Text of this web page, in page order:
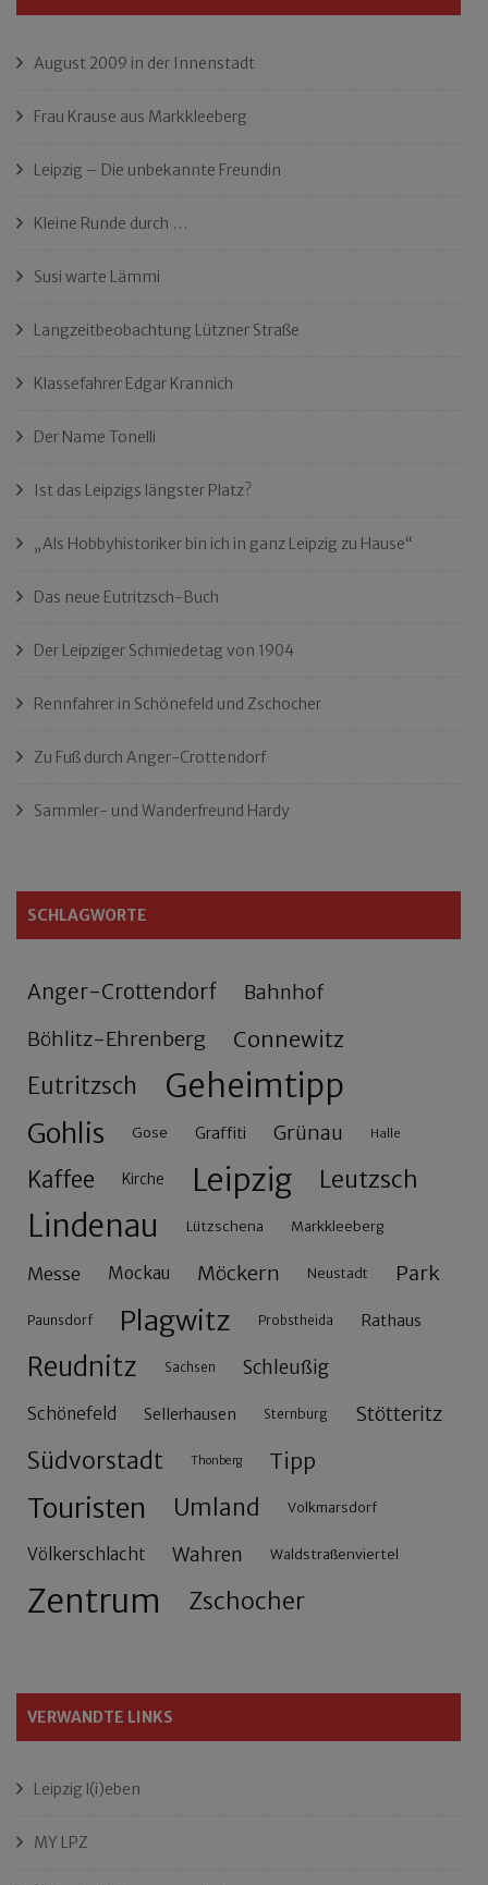
August 2009 in der Innenstadt
Frau Krause aus Markkleeberg
Leipzig – Die unbekannte Freundin
Kleine Runde durch …
Susi warte Lämmi
Langzeitbeobachtung Lützner Straße
Klassefahrer Edgar Krannich
Der Name Tonelli
Ist das Leipzigs längster Platz?
„Als Hobbyhistoriker bin ich in ganz Leipzig zu Hause“
Das neue Eutritzsch-Buch
Der Leipziger Schmiedetag von 1904
Rennfahrer in Schönefeld und Zschocher
Zu Fuß durch Anger-Crottendorf
Sammler- und Wanderfreund Hardy
SCHLAGWORTE
Anger-Crottendorf Bahnhof
Böhlitz-Ehrenberg Connewitz
Eutritzsch Geheimtipp
Gohlis Gose Graffiti Grünau Halle
Kaffee Kirche Leipzig Leutzsch
Lindenau Lützschena Markkleeberg
Messe Mockau Möckern Neustadt Park
Paunsdorf Plagwitz Probstheida Rathaus
Reudnitz Sachsen Schleußig
Schönefeld Sellerhausen Sternburg Stötteritz
Südvorstadt Thonberg Tipp
Touristen Umland Volkmarsdorf
Völkerschlacht Wahren Waldstraßenviertel
Zentrum Zschocher
VERWANDTE LINKS
Leipzig l(i)eben
MY LPZ